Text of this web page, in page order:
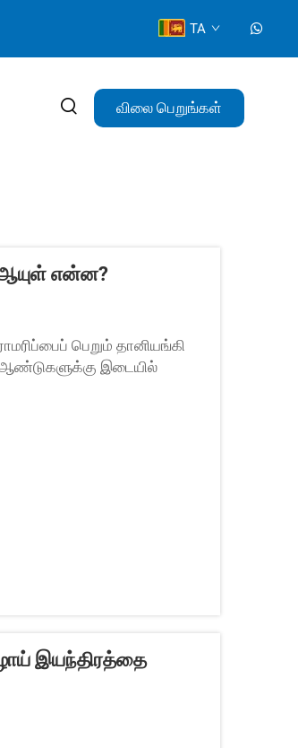
TA
விலை பெறுங்கள்
ஆயுள் என்ன?
பெறும் தானியங்கி
ஆண்டுகளுக்கு இடையில்
இயந்திரத்தை